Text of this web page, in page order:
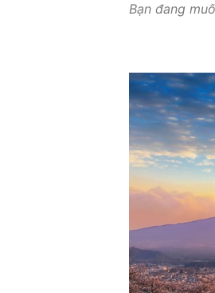
Bạn đang